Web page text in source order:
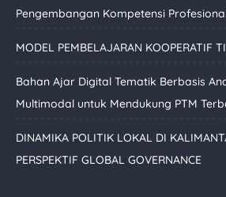
Pengembangan Kompetensi
MODEL PEMBELAJARAN KOOPERATIF
Bahan Ajar Digital Tematik Berbasis
Multimodal untuk Mendukung PTM
DINAMIKA POLITIK LOKAL DI
PERSPEKTIF GLOBAL GOVERNANCE